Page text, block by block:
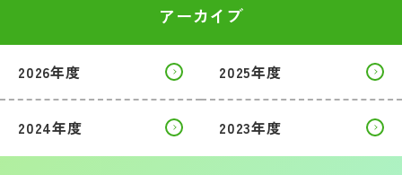
アーカイブ
2026年度 2025年度
2024年度 2023年度